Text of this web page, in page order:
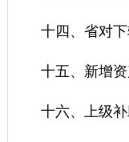
十四、省对
十五、新增
十六、上级